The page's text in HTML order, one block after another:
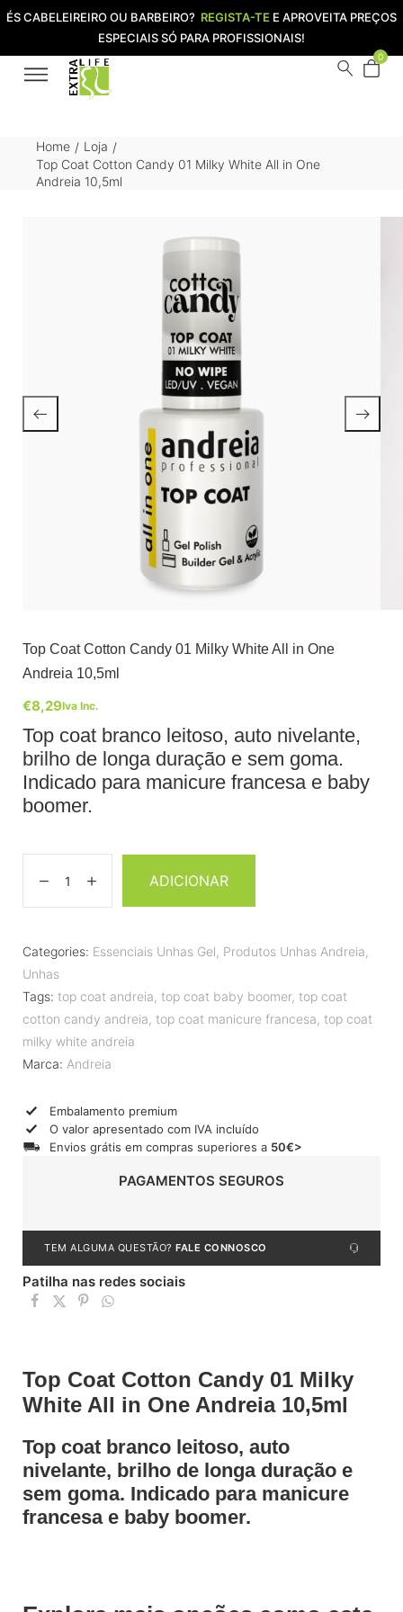
ÉS CABELEIREIRO OU BARBEIRO? REGISTA-TE E APROVEITA PREÇOS
ESPECIAIS SÓ PARA PROFISSIONAIS!
0
Home / Loja /
Top Coat Cotton Candy 01 Milky White All in One
Andreia 10,5ml
Top Coat Cotton Candy 01 Milky White All in One
Andreia 10,5ml
€8,29Iva Inc.
Top coat branco leitoso, auto nivelante,
brilho de longa duração e sem goma.
Indicado para manicure francesa e baby
boomer.
ADICIONAR
Categories: Essenciais Unhas Gel, Produtos Unhas Andreia,
Unhas
Tags: top coat andreia, top coat baby boomer, top coat
cotton candy andreia, top coat manicure francesa, top coat
milky white andreia
Marca: Andreia
Embalamento premium
O valor apresentado com IVA incluído
Envios grátis em compras superiores a 50€>
PAGAMENTOS SEGUROS
TEM ALGUMA QUESTÃO? FALE CONNOSCO
Patilha nas redes sociais
Top Coat Cotton Candy 01 Milky
White All in One Andreia 10,5ml
Top coat branco leitoso, auto
nivelante, brilho de longa duração e
sem goma. Indicado para manicure
francesa e baby boomer.